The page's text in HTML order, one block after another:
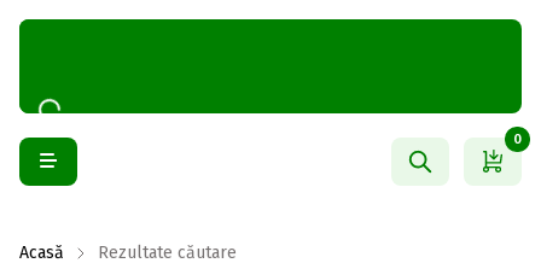
0
Acasă Rezultate căutare